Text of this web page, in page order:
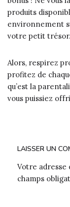
produits
environnement
votre petit trésor.
Alors, respirez
profitez de
qu’est la
vous puissiez
LAISSER UN
Votre adresse
champs